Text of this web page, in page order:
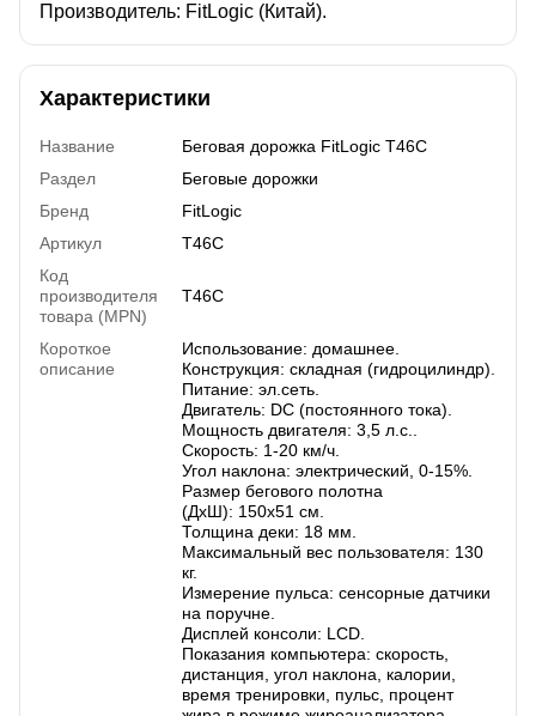
Производитель: FitLogic (Китай).
Характеристики
Название
Беговая дорожка FitLogic T46C
Раздел
Беговые дорожки
Бренд
FitLogic
Артикул
T46C
Код
производителя
товара (MPN)
T46C
Короткое
описание
Использование: домашнее.
Конструкция: складная (гидроцилиндр).
Питание: эл.сеть.
Двигатель: DC (постоянного тока).
Мощность двигателя: 3,5 л.с..
Скорость: 1-20 км/ч.
Угол наклона: электрический, 0-15%.
Размер бегового полотна
(ДхШ): 150х51 см.
Толщина деки: 18 мм.
Максимальный вес пользователя: 130
кг.
Измерение пульса: сенсорные датчики
на поручне.
Дисплей консоли: LCD.
Показания компьютера: скорость,
дистанция, угол наклона, калории,
время тренировки, пульс, процент